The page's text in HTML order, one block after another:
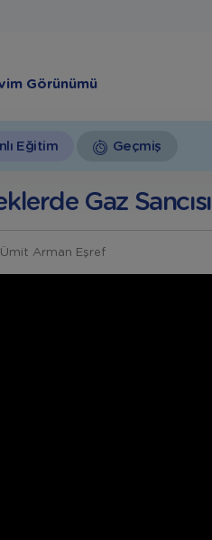
Görünümü
Eğitim Geçmiş
Gaz
Ümit Arman Eşref